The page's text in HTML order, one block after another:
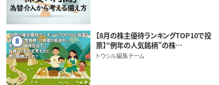
8
【8月の株主優待ランキングTOP10で投
票】“例年の人気銘柄”の株…
トウシル編集チーム